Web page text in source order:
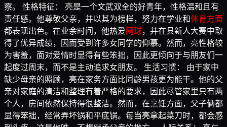
察。 性格特征： 亮是一个文武双全的好青年，性格温和且有
责任感。他尊敬父亲，并以其为榜样，努力在学业和体育方面
都表现出色。在业余时间，他热爱 网球，并在县新人大赛中取
得了优异成绩，因而受到许多女同学的仰慕。然而，亮性格较
为害羞，面对爱情时显得有些笨拙，因此更倾向于与朋友们一
起度过周末，而不是主动追求女朋友。 生活习惯： 由于家中
缺少母亲的照顾，亮在家务方面比同龄男孩更为能干。他的父
亲对家庭的清洁和整理有着严格的要求，因此尽管家里只有两
个人，房间依然保持得很整洁。然而，在烹饪方面，父子俩都
显得笨拙，经常弄坏锅和平底锅。每当亮拿起菜刀时，都会感